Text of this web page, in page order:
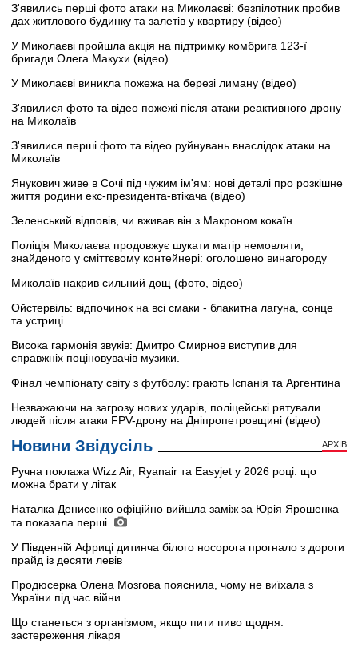
З'явились перші фото атаки на Миколаєві: безпілотник пробив
дах житлового будинку та залетів у квартиру (відео)
У Миколаєві пройшла акція на підтримку комбрига 123-ї
бригади Олега Макухи (відео)
У Миколаєві виникла пожежа на березі лиману (відео)
З'явилися фото та відео пожежі після атаки реактивного дрону
на Миколаїв
З'явилися перші фото та відео руйнувань внаслідок атаки на
Миколаїв
Янукович живе в Сочі під чужим ім'ям: нові деталі про розкішне
життя родини екс-президента-втікача (відео)
Зеленський відповів, чи вживав він з Макроном кокаїн
Поліція Миколаєва продовжує шукати матір немовляти,
знайденого у сміттєвому контейнері: оголошено винагороду
Миколаїв накрив сильний дощ (фото, відео)
Ойстервіль: відпочинок на всі смаки - блакитна лагуна, сонце
та устриці
Висока гармонія звуків: Дмитро Смирнов виступив для
справжніх поціновувачів музики.
Фінал чемпіонату світу з футболу: грають Іспанія та Аргентина
Незважаючи на загрозу нових ударів, поліцейські рятували
людей після атаки FPV-дрону на Дніпропетровщині (відео)
Новини Звідусіль АРХІВ
Ручна поклажа Wizz Air, Ryanair та Easyjet у 2026 році: що
можна брати у літак
Наталка Денисенко офіційно вийшла заміж за Юрія Ярошенка
та показала перші
У Південній Африці дитинча білого носорога прогнало з дороги
прайд із десяти левів
Продюсерка Олена Мозгова пояснила, чому не виїхала з
України під час війни
Що станеться з організмом, якщо пити пиво щодня:
застереження лікаря